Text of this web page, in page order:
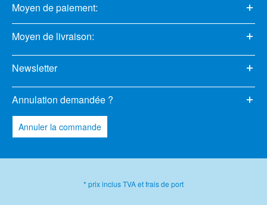
Moyen de paiement:
Moyen de livraison:
Newsletter
Annulation demandée ?
Annuler la commande
* prix inclus TVA et frais de port